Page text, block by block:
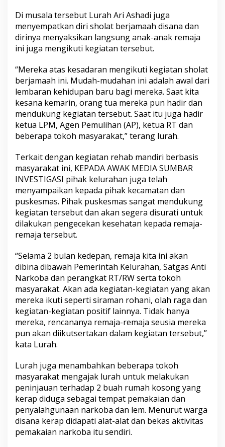
d
a
p
a
t
n
M
e
n
g
h
s
a
L
e
m
L
a
n
g
s
u
D
i
p
e
s
a
n
t
e
a
n
Di musala tersebut Lurah Ari Ashadi juga
menyempatkan diri sholat berjamaah disana dan
dirinya menyaksikan langsung anak-anak remaja
ini juga mengikuti kegiatan tersebut.
“Mereka atas kesadaran mengikuti kegiatan sholat
berjamaah ini. Mudah-mudahan ini adalah awal dari
lembaran kehidupan baru bagi mereka. Saat kita
kesana kemarin, orang tua mereka pun hadir dan
mendukung kegiatan tersebut. Saat itu juga hadir
ketua LPM, Agen Pemulihan (AP), ketua RT dan
beberapa tokoh masyarakat,” terang lurah.
Terkait dengan kegiatan rehab mandiri berbasis
masyarakat ini, KEPADA AWAK MEDIA SUMBAR
INVESTIGASI pihak kelurahan juga telah
menyampaikan kepada pihak kecamatan dan
puskesmas. Pihak puskesmas sangat mendukung
kegiatan tersebut dan akan segera disurati untuk
dilakukan pengecekan kesehatan kepada remaja-
remaja tersebut.
“Selama 2 bulan kedepan, remaja kita ini akan
dibina dibawah Pemerintah Kelurahan, Satgas Anti
Narkoba dan perangkat RT/RW serta tokoh
masyarakat. Akan ada kegiatan-kegiatan yang akan
mereka ikuti seperti siraman rohani, olah raga dan
kegiatan-kegiatan positif lainnya. Tidak hanya
mereka, rencananya remaja-remaja seusia mereka
pun akan diikutsertakan dalam kegiatan tersebut,”
kata Lurah.
Lurah juga menambahkan beberapa tokoh
masyarakat mengajak lurah untuk melakukan
peninjauan terhadap 2 buah rumah kosong yang
kerap diduga sebagai tempat pemakaian dan
penyalahgunaan narkoba dan lem. Menurut warga
disana kerap didapati alat-alat dan bekas aktivitas
pemakaian narkoba itu sendiri.